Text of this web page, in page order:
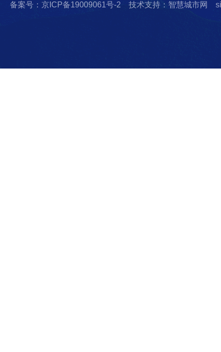
备案号：京ICP备19009061号-2 技术支持：智慧城市网